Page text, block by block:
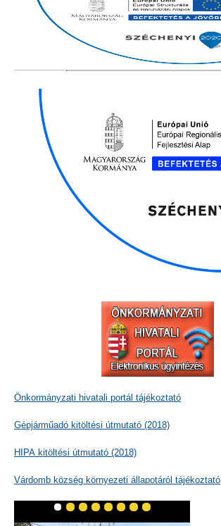
Önkormányzati hivatali portál tájékoztató
Gépjárműadó kitöltési útmutató (2018)
HIPA kitöltési útmutató (2018)
Várdomb község környezeti állapotáról tájékoztató